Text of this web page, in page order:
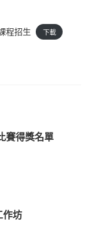
程招生 下載
賽得獎名單
作坊